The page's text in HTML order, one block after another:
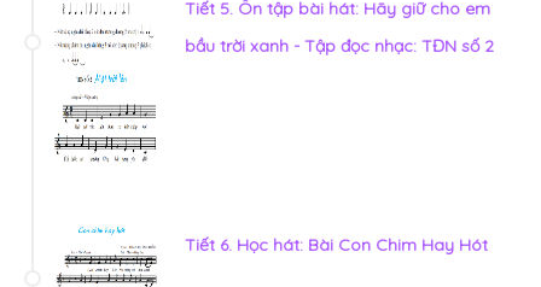
Tiết 5. Ôn tập bài hát: Hãy giữ cho em
bầu trời xanh - Tập đọc nhạc: TĐN số 2
Tiết 6. Học hát: Bài Con Chim Hay Hót